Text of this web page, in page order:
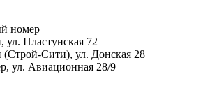
номер
ул. Пластунская 72
(Строй-Сити), ул. Донская 28
ул. Авиационная 28/9